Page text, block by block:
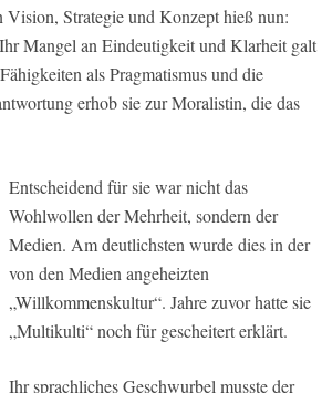
Strategie und Konzept hieß nun:
Mangel an Eindeutigkeit und Klarheit galt
als Pragmatismus und die
erhob sie zur Moralistin, die das
Entscheidend für sie war nicht das
Wohlwollen der Mehrheit, sondern der
Medien. Am deutlichsten wurde dies in der
von den Medien angeheizten
„Willkommenskultur“. Jahre zuvor hatte sie
„Multikulti“ noch für gescheitert erklärt.
Ihr sprachliches Geschwurbel musste der